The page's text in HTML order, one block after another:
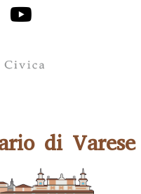
di Varese